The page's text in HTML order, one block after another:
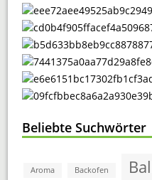
Beliebte Suchwörter
Aroma Backofen